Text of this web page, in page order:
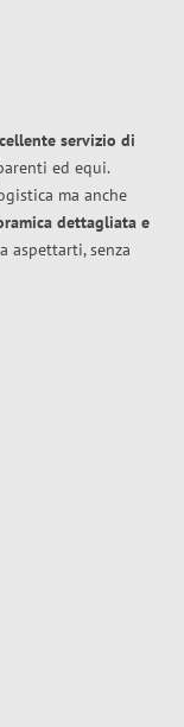
servizio di
ed equi.
ma anche
dettagliata e
aspettarti, senza